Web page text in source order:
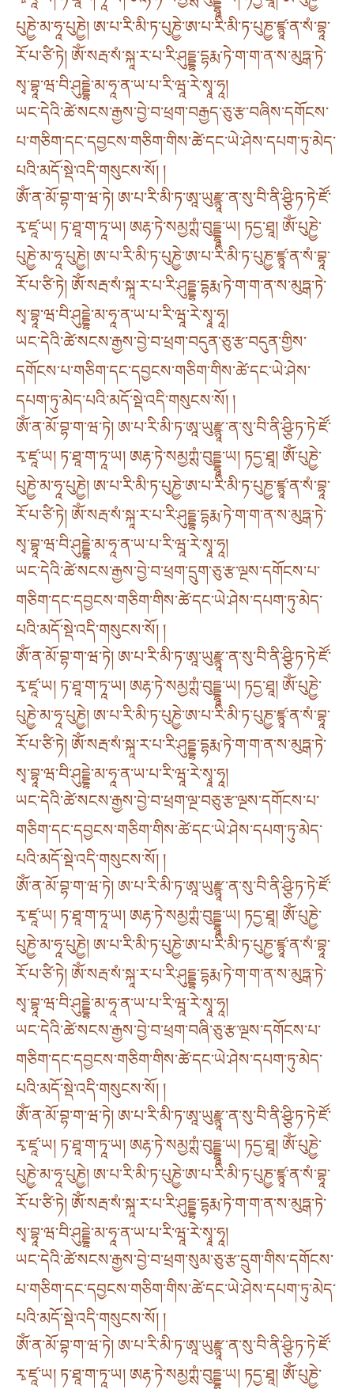
པུཎྱེ་མ་ཧཱ་པུཎྱེ། ཨ་པ་རི་མི་ཏ་པུཎྱེ་ཨ་པ་རི་མི་ཏ་པུཎྱ་ཛྙཱ་ན་སཾ་བྷཱ་
རོ་པ་ཙི་ཏེ། ཨོཾ་སརྦ་སཾ་སྐཱ་ར་པ་རི་ཤུདྡྷ་དྷརྨ་ཏེ་ག་ག་ན་ས་མུཏྒ་ཏེ་
སྭ་བྷཱ་ཝ་བི་ཤུདྡྷེ་མ་ཧཱ་ན་ཡ་པ་རི་ཝཱ་རེ་སྭཱ་ཧཱ།
ཡང་དེའི་ཚེ་སངས་རྒྱས་བྱེ་བ་ཕྲག་བརྒྱད་ཅུ་རྩ་བཞིས་དགོངས་
པ་གཅིག་དང་དབྱངས་གཅིག་གིས་ཚེ་དང་ཡེ་ཤེས་དཔག་ཏུ་མེད་
པའི་མདོ་སྡེ་འདི་གསུངས་སོ། །
ཨོཾ་ན་མོ་བྷ་ག་ཝ་ཏེ། ཨ་པ་རི་མི་ཏ་ཨཱ་ཡུརྫྙཱ་ན་སུ་བི་ནི་ཤྩི་ཏ་ཏེ་ཛོ་
རྭ་ཛཱ་ཡ། ཏ་ཐཱ་ག་ཏཱ་ཡ། ཨརྷ་ཏེ་སམྱཀྶཾ་བུདྡྷཱ་ཡ། ཏདྱ་ཐཱ། ཨོཾ་པུཎྱེ་
པུཎྱེ་མ་ཧཱ་པུཎྱེ། ཨ་པ་རི་མི་ཏ་པུཎྱེ་ཨ་པ་རི་མི་ཏ་པུཎྱ་ཛྙཱ་ན་སཾ་བྷཱ་
རོ་པ་ཙི་ཏེ། ཨོཾ་སརྦ་སཾ་སྐཱ་ར་པ་རི་ཤུདྡྷ་དྷརྨ་ཏེ་ག་ག་ན་ས་མུཏྒ་ཏེ་
སྭ་བྷཱ་ཝ་བི་ཤུདྡྷེ་མ་ཧཱ་ན་ཡ་པ་རི་ཝཱ་རེ་སྭཱ་ཧཱ།
ཡང་དེའི་ཚེ་སངས་རྒྱས་བྱེ་བ་ཕྲག་བདུན་ཅུ་རྩ་བདུན་གྱིས་
དགོངས་པ་གཅིག་དང་དབྱངས་གཅིག་གིས་ཚེ་དང་ཡེ་ཤེས་
དཔག་ཏུ་མེད་པའི་མདོ་སྡེ་འདི་གསུངས་སོ། །
ཨོཾ་ན་མོ་བྷ་ག་ཝ་ཏེ། ཨ་པ་རི་མི་ཏ་ཨཱ་ཡུརྫྙཱ་ན་སུ་བི་ནི་ཤྩི་ཏ་ཏེ་ཛོ་
རྭ་ཛཱ་ཡ། ཏ་ཐཱ་ག་ཏཱ་ཡ། ཨརྷ་ཏེ་སམྱཀྶཾ་བུདྡྷཱ་ཡ། ཏདྱ་ཐཱ། ཨོཾ་པུཎྱེ་
པུཎྱེ་མ་ཧཱ་པུཎྱེ། ཨ་པ་རི་མི་ཏ་པུཎྱེ་ཨ་པ་རི་མི་ཏ་པུཎྱ་ཛྙཱ་ན་སཾ་བྷཱ་
རོ་པ་ཙི་ཏེ། ཨོཾ་སརྦ་སཾ་སྐཱ་ར་པ་རི་ཤུདྡྷ་དྷརྨ་ཏེ་ག་ག་ན་ས་མུཏྒ་ཏེ་
སྭ་བྷཱ་ཝ་བི་ཤུདྡྷེ་མ་ཧཱ་ན་ཡ་པ་རི་ཝཱ་རེ་སྭཱ་ཧཱ།
ཡང་དེའི་ཚེ་སངས་རྒྱས་བྱེ་བ་ཕྲག་དྲུག་ཅུ་རྩ་ལྔས་དགོངས་པ་
གཅིག་དང་དབྱངས་གཅིག་གིས་ཚེ་དང་ཡེ་ཤེས་དཔག་ཏུ་མེད་
པའི་མདོ་སྡེ་འདི་གསུངས་སོ། །
ཨོཾ་ན་མོ་བྷ་ག་ཝ་ཏེ། ཨ་པ་རི་མི་ཏ་ཨཱ་ཡུརྫྙཱ་ན་སུ་བི་ནི་ཤྩི་ཏ་ཏེ་ཛོ་
རྭ་ཛཱ་ཡ། ཏ་ཐཱ་ག་ཏཱ་ཡ། ཨརྷ་ཏེ་སམྱཀྶཾ་བུདྡྷཱ་ཡ། ཏདྱ་ཐཱ། ཨོཾ་པུཎྱེ་
པུཎྱེ་མ་ཧཱ་པུཎྱེ། ཨ་པ་རི་མི་ཏ་པུཎྱེ་ཨ་པ་རི་མི་ཏ་པུཎྱ་ཛྙཱ་ན་སཾ་བྷཱ་
རོ་པ་ཙི་ཏེ། ཨོཾ་སརྦ་སཾ་སྐཱ་ར་པ་རི་ཤུདྡྷ་དྷརྨ་ཏེ་ག་ག་ན་ས་མུཏྒ་ཏེ་
སྭ་བྷཱ་ཝ་བི་ཤུདྡྷེ་མ་ཧཱ་ན་ཡ་པ་རི་ཝཱ་རེ་སྭཱ་ཧཱ།
ཡང་དེའི་ཚེ་སངས་རྒྱས་བྱེ་བ་ཕྲག་ལྔ་བཅུ་རྩ་ལྔས་དགོངས་པ་
གཅིག་དང་དབྱངས་གཅིག་གིས་ཚེ་དང་ཡེ་ཤེས་དཔག་ཏུ་མེད་
པའི་མདོ་སྡེ་འདི་གསུངས་སོ། །
ཨོཾ་ན་མོ་བྷ་ག་ཝ་ཏེ། ཨ་པ་རི་མི་ཏ་ཨཱ་ཡུརྫྙཱ་ན་སུ་བི་ནི་ཤྩི་ཏ་ཏེ་ཛོ་
རྭ་ཛཱ་ཡ། ཏ་ཐཱ་ག་ཏཱ་ཡ། ཨརྷ་ཏེ་སམྱཀྶཾ་བུདྡྷཱ་ཡ། ཏདྱ་ཐཱ། ཨོཾ་པུཎྱེ་
པུཎྱེ་མ་ཧཱ་པུཎྱེ། ཨ་པ་རི་མི་ཏ་པུཎྱེ་ཨ་པ་རི་མི་ཏ་པུཎྱ་ཛྙཱ་ན་སཾ་བྷཱ་
རོ་པ་ཙི་ཏེ། ཨོཾ་སརྦ་སཾ་སྐཱ་ར་པ་རི་ཤུདྡྷ་དྷརྨ་ཏེ་ག་ག་ན་ས་མུཏྒ་ཏེ་
སྭ་བྷཱ་ཝ་བི་ཤུདྡྷེ་མ་ཧཱ་ན་ཡ་པ་རི་ཝཱ་རེ་སྭཱ་ཧཱ།
ཡང་དེའི་ཚེ་སངས་རྒྱས་བྱེ་བ་ཕྲག་བཞི་ཅུ་རྩ་ལྔས་དགོངས་པ་
གཅིག་དང་དབྱངས་གཅིག་གིས་ཚེ་དང་ཡེ་ཤེས་དཔག་ཏུ་མེད་
པའི་མདོ་སྡེ་འདི་གསུངས་སོ། །
ཨོཾ་ན་མོ་བྷ་ག་ཝ་ཏེ། ཨ་པ་རི་མི་ཏ་ཨཱ་ཡུརྫྙཱ་ན་སུ་བི་ནི་ཤྩི་ཏ་ཏེ་ཛོ་
རྭ་ཛཱ་ཡ། ཏ་ཐཱ་ག་ཏཱ་ཡ། ཨརྷ་ཏེ་སམྱཀྶཾ་བུདྡྷཱ་ཡ། ཏདྱ་ཐཱ། ཨོཾ་པུཎྱེ་
པུཎྱེ་མ་ཧཱ་པུཎྱེ། ཨ་པ་རི་མི་ཏ་པུཎྱེ་ཨ་པ་རི་མི་ཏ་པུཎྱ་ཛྙཱ་ན་སཾ་བྷཱ་
རོ་པ་ཙི་ཏེ། ཨོཾ་སརྦ་སཾ་སྐཱ་ར་པ་རི་ཤུདྡྷ་དྷརྨ་ཏེ་ག་ག་ན་ས་མུཏྒ་ཏེ་
སྭ་བྷཱ་ཝ་བི་ཤུདྡྷེ་མ་ཧཱ་ན་ཡ་པ་རི་ཝཱ་རེ་སྭཱ་ཧཱ།
ཡང་དེའི་ཚེ་སངས་རྒྱས་བྱེ་བ་ཕྲག་སུམ་ཅུ་རྩ་དྲུག་གིས་དགོངས་
པ་གཅིག་དང་དབྱངས་གཅིག་གིས་ཚེ་དང་ཡེ་ཤེས་དཔག་ཏུ་མེད་
པའི་མདོ་སྡེ་འདི་གསུངས་སོ། །
ཨོཾ་ན་མོ་བྷ་ག་ཝ་ཏེ། ཨ་པ་རི་མི་ཏ་ཨཱ་ཡུརྫྙཱ་ན་སུ་བི་ནི་ཤྩི་ཏ་ཏེ་ཛོ་
རྭ་ཛཱ་ཡ། ཏ་ཐཱ་ག་ཏཱ་ཡ། ཨརྷ་ཏེ་སམྱཀྶཾ་བུདྡྷཱ་ཡ། ཏདྱ་ཐཱ། ཨོཾ་པུཎྱེ་